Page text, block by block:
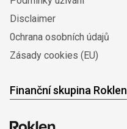
Disclaimer
0chrana osobních údajů
Zásady cookies (EU)
Finanční skupina Roklen